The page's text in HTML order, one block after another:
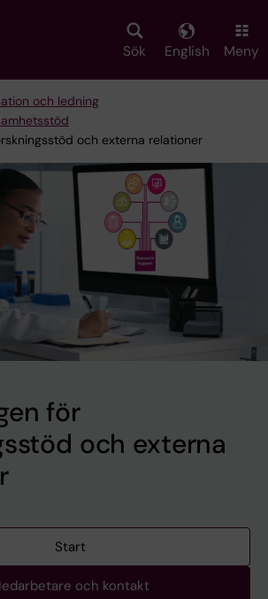
Sök English Meny
och ledning
och externa relationer
för
och externa
Start
och kontakt